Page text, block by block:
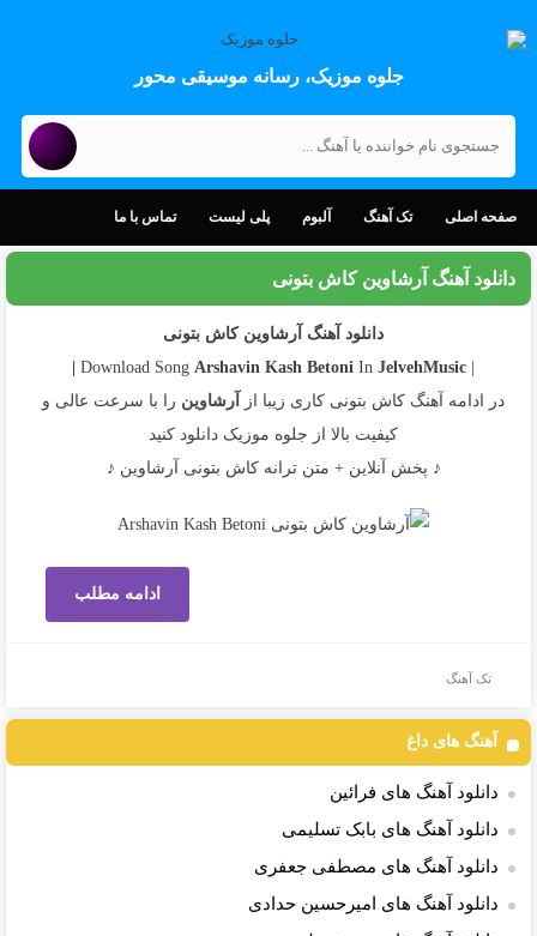
جلوه موزیک، رسانه موسیقی محور
صفحه اصلی تک آهنگ آلبوم پلی لیست تماس با ما
دانلود آهنگ آرشاوین کاش بتونی
دانلود آهنگ آرشاوین کاش بتونی
Arshavin Kash Betoni InJelvehMusic |
در ادامه آهنگ کاش بتونی کاری زیبا از
آرشاوین را با سرعت عالی و
کیفیت بالا از جلوه موزیک دانلود کنید
♪ پخش آنلاین + متن ترانه کاش بتونی آرشاوین ♪
ادامه مطلب
تک آهنگ
آهنگ های داغ
دانلود آهنگ های فرائین
دانلود آهنگ های بابک تسلیمی
دانلود آهنگ های مصطفی جعفری
دانلود آهنگ های امیرحسین حدادی